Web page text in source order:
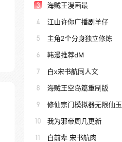
3 海贼王漫画最
4 江山许你广播剧羊仔
5 主角2个分身独立修炼
6 韩漫推荐dM
7 白x宋书航同人文
8 海贼王空岛篇重制版
9 修仙宗门模拟器无限仙玉
10 我为邪帝周几更新
11 白前辈 宋书航肉